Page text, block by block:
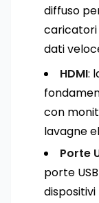
diffuso
caricatori
dati
HDMI:
con
lavagne
Porte
porte
dispositivi